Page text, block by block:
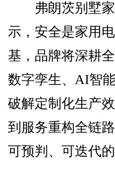
弗朗茨别墅家
示，安全是家用
基，品牌将深耕
数字孪生、AI智
破解定制化生产
到服务重构全链
可预判、可迭代